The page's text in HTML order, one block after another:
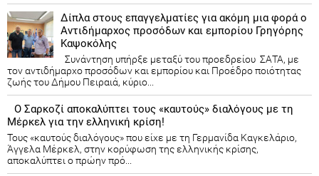
Δίπλα στους επαγγελματίες για ακόμη μια φορά ο
Αντιδήμαρχος προσόδων και εμπορίου Γρηγόρης
Καψοκόλης
Συνάντηση υπήρξε μεταξύ του προεδρείου ΣΑΤΑ, με
τον αντιδήμαρχο προσόδων και εμπορίου και Προέδρο ποιότητας
ζωής του Δήμου Πειραιά, κύριο...
Ο Σαρκοζί αποκαλύπτει τους «καυτούς» διαλόγους με τη
Μέρκελ για την ελληνική κρίση!
Τους «καυτούς διαλόγους» που είχε με τη Γερμανίδα Καγκελάριο,
Άγγελα Μέρκελ, στην κορύφωση της ελληνικής κρίσης,
αποκαλύπτει ο πρώην πρό...